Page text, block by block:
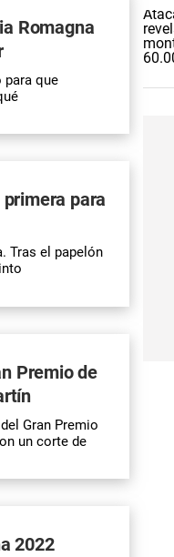
Romagna
para que
para
Tras el papelón
Premio de
Gran Premio
un corte de
2022